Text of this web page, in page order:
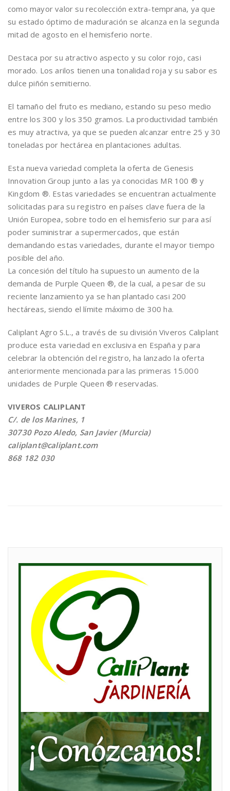
como mayor valor su recolección extra-temprana, ya que
su estado óptimo de maduración se alcanza en la segunda
mitad de agosto en el hemisferio norte.
Destaca por su atractivo aspecto y su color rojo, casi
morado. Los arilos tienen una tonalidad roja y su sabor es
dulce piñón semitierno.
El tamaño del fruto es mediano, estando su peso medio
entre los 300 y los 350 gramos. La productividad también
es muy atractiva, ya que se pueden alcanzar entre 25 y 30
toneladas por hectárea en plantaciones adultas.
Esta nueva variedad completa la oferta de Genesis
Innovation Group junto a las ya conocidas MR 100 ® y
Kingdom ®. Estas variedades se encuentran actualmente
solicitadas para su registro en países clave fuera de la
Unión Europea, sobre todo en el hemisferio sur para así
poder suministrar a supermercados, que están
demandando estas variedades, durante el mayor tiempo
posible del año.
La concesión del título ha supuesto un aumento de la
demanda de Purple Queen ®, de la cual, a pesar de su
reciente lanzamiento ya se han plantado casi 200
hectáreas, siendo el límite máximo de 300 ha.
Caliplant Agro S.L., a través de su división Viveros Caliplant
produce esta variedad en exclusiva en España y para
celebrar la obtención del registro, ha lanzado la oferta
anteriormente mencionada para las primeras 15.000
unidades de Purple Queen ® reservadas.
VIVEROS CALIPLANT
C/. de los Marines, 1
30730 Pozo Aledo, San Javier (Murcia)
caliplant@caliplant.com
868 182 030